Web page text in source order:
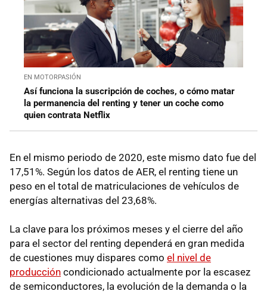
EN MOTORPASIÓN
Así funciona la suscripción de coches, o cómo matar
la permanencia del renting y tener un coche como
quien contrata Netflix
En el mismo periodo de 2020, este mismo dato fue del
17,51%. Según los datos de AER, el renting tiene un
peso en el total de matriculaciones de vehículos de
energías alternativas del 23,68%.
La clave para los próximos meses y el cierre del año
para el sector del renting dependerá en gran medida
de cuestiones muy dispares como el nivel de
producción condicionado actualmente por la escasez
de semiconductores, la evolución de la demanda o la